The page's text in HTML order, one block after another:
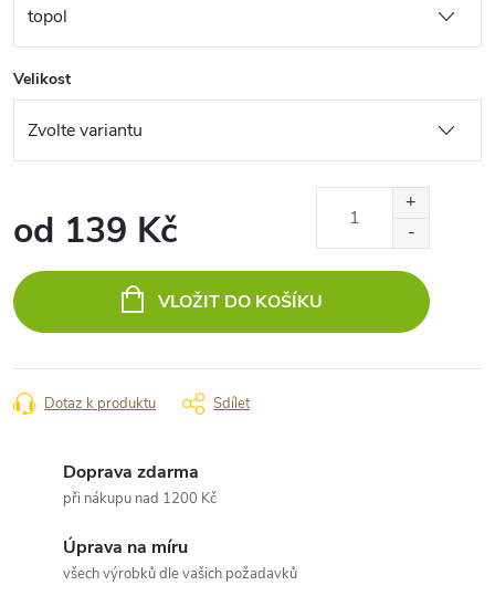
Velikost
od 139 Kč
cena:
VLOŽIT DO KOŠÍKU
Dotaz k produktu Sdílet
Doprava zdarma
při nákupu nad 1200 Kč
Úprava na míru
všech výrobků dle vašich požadavků